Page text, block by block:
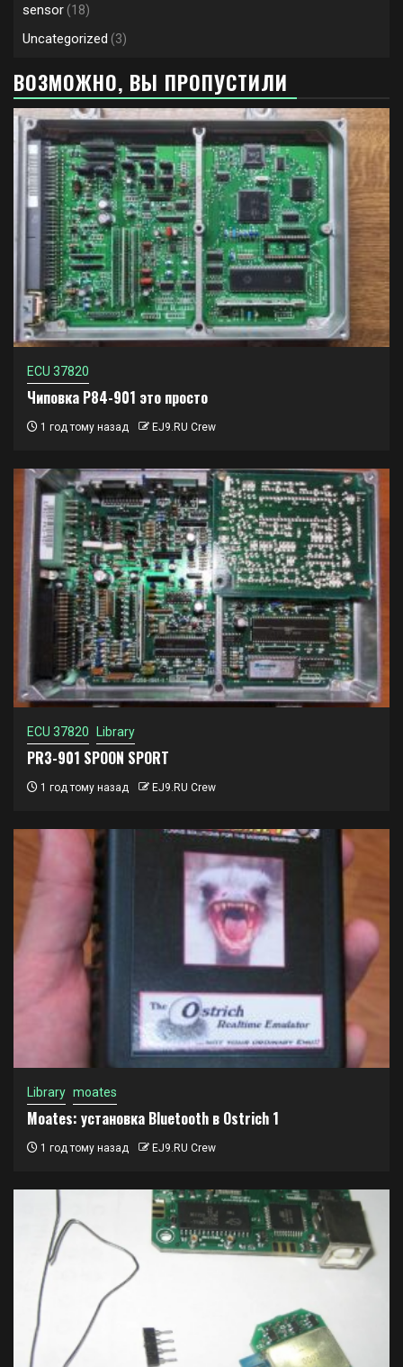
sensor (18)
Uncategorized (3)
ВОЗМОЖНО, ВЫ ПРОПУСТИЛИ
ECU 37820
Чиповка P84-901 это просто
1 год тому назад EJ9.RU Crew
ECU 37820 Library
PR3-901 SPOON SPORT
1 год тому назад EJ9.RU Crew
Library moates
Moates: установка Bluetooth в Ostrich 1
1 год тому назад EJ9.RU Crew